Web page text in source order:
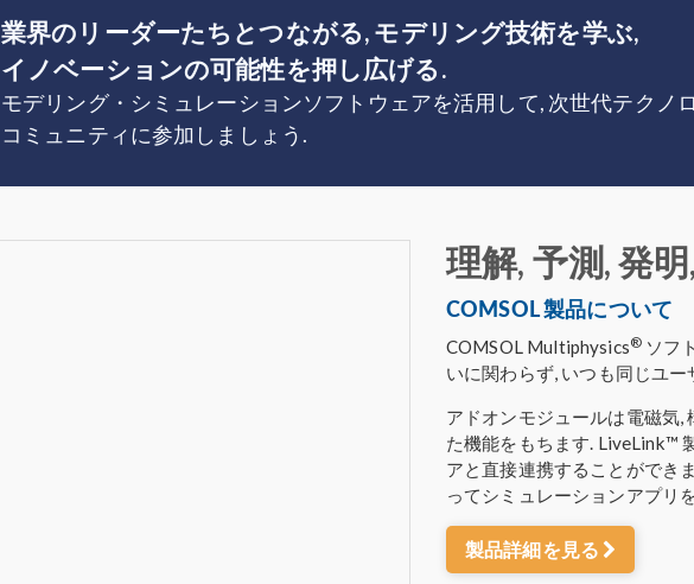
業界のリーダーたちとつながる, モデリング技術を学ぶ,
イノベーションの可能性を押し広げる.
モデリング・シミュレーションソフトウェアを活用して, 次世代テクノ
コミュニティに参加しましょう.
理解, 予測, 発
COMSOL 製品について
COMSOL Multiphysics® ソフ
いに関わらず, いつも同じユ
アドオンモジュールは電磁気,
た機能をもちます. LiveLink™
アと直接連携することができ
ってシミュレーションアプリ
製品詳細を見る